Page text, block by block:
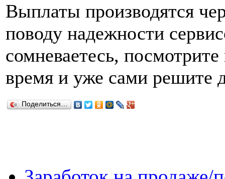
Выплаты производятся
поводу надежности
сомневаетесь,
время и уже сами решите
Поделиться…